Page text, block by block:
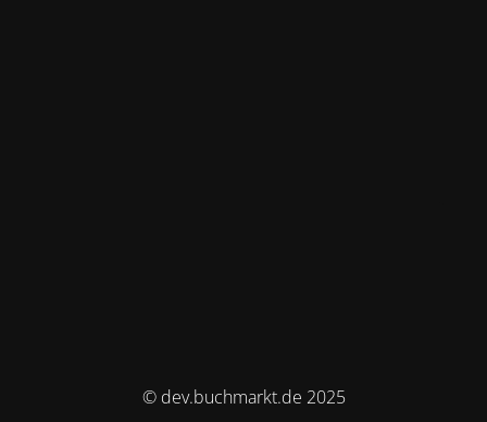
© dev.buchmarkt.de 2025